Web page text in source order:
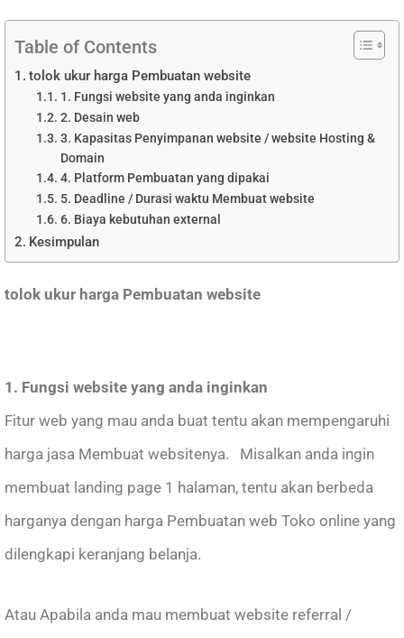
Table of Contents
tolok ukur harga Pembuatan website
1. Fungsi website yang anda inginkan
2. Desain web
3. Kapasitas Penyimpanan website / website Hosting &
Domain
4. Platform Pembuatan yang dipakai
5. Deadline / Durasi waktu Membuat website
6. Biaya kebutuhan external
Kesimpulan
tolok ukur harga Pembuatan website
1. Fungsi website yang anda inginkan
Fitur web yang mau anda buat tentu akan mempengaruhi
harga jasa Membuat websitenya. Misalkan anda ingin
membuat landing page 1 halaman, tentu akan berbeda
harganya dengan harga Pembuatan web Toko online yang
dilengkapi keranjang belanja.
Atau Apabila anda mau membuat website referral /